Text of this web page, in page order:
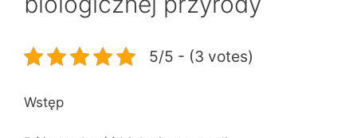
5/5 - (3 votes)
Wstęp